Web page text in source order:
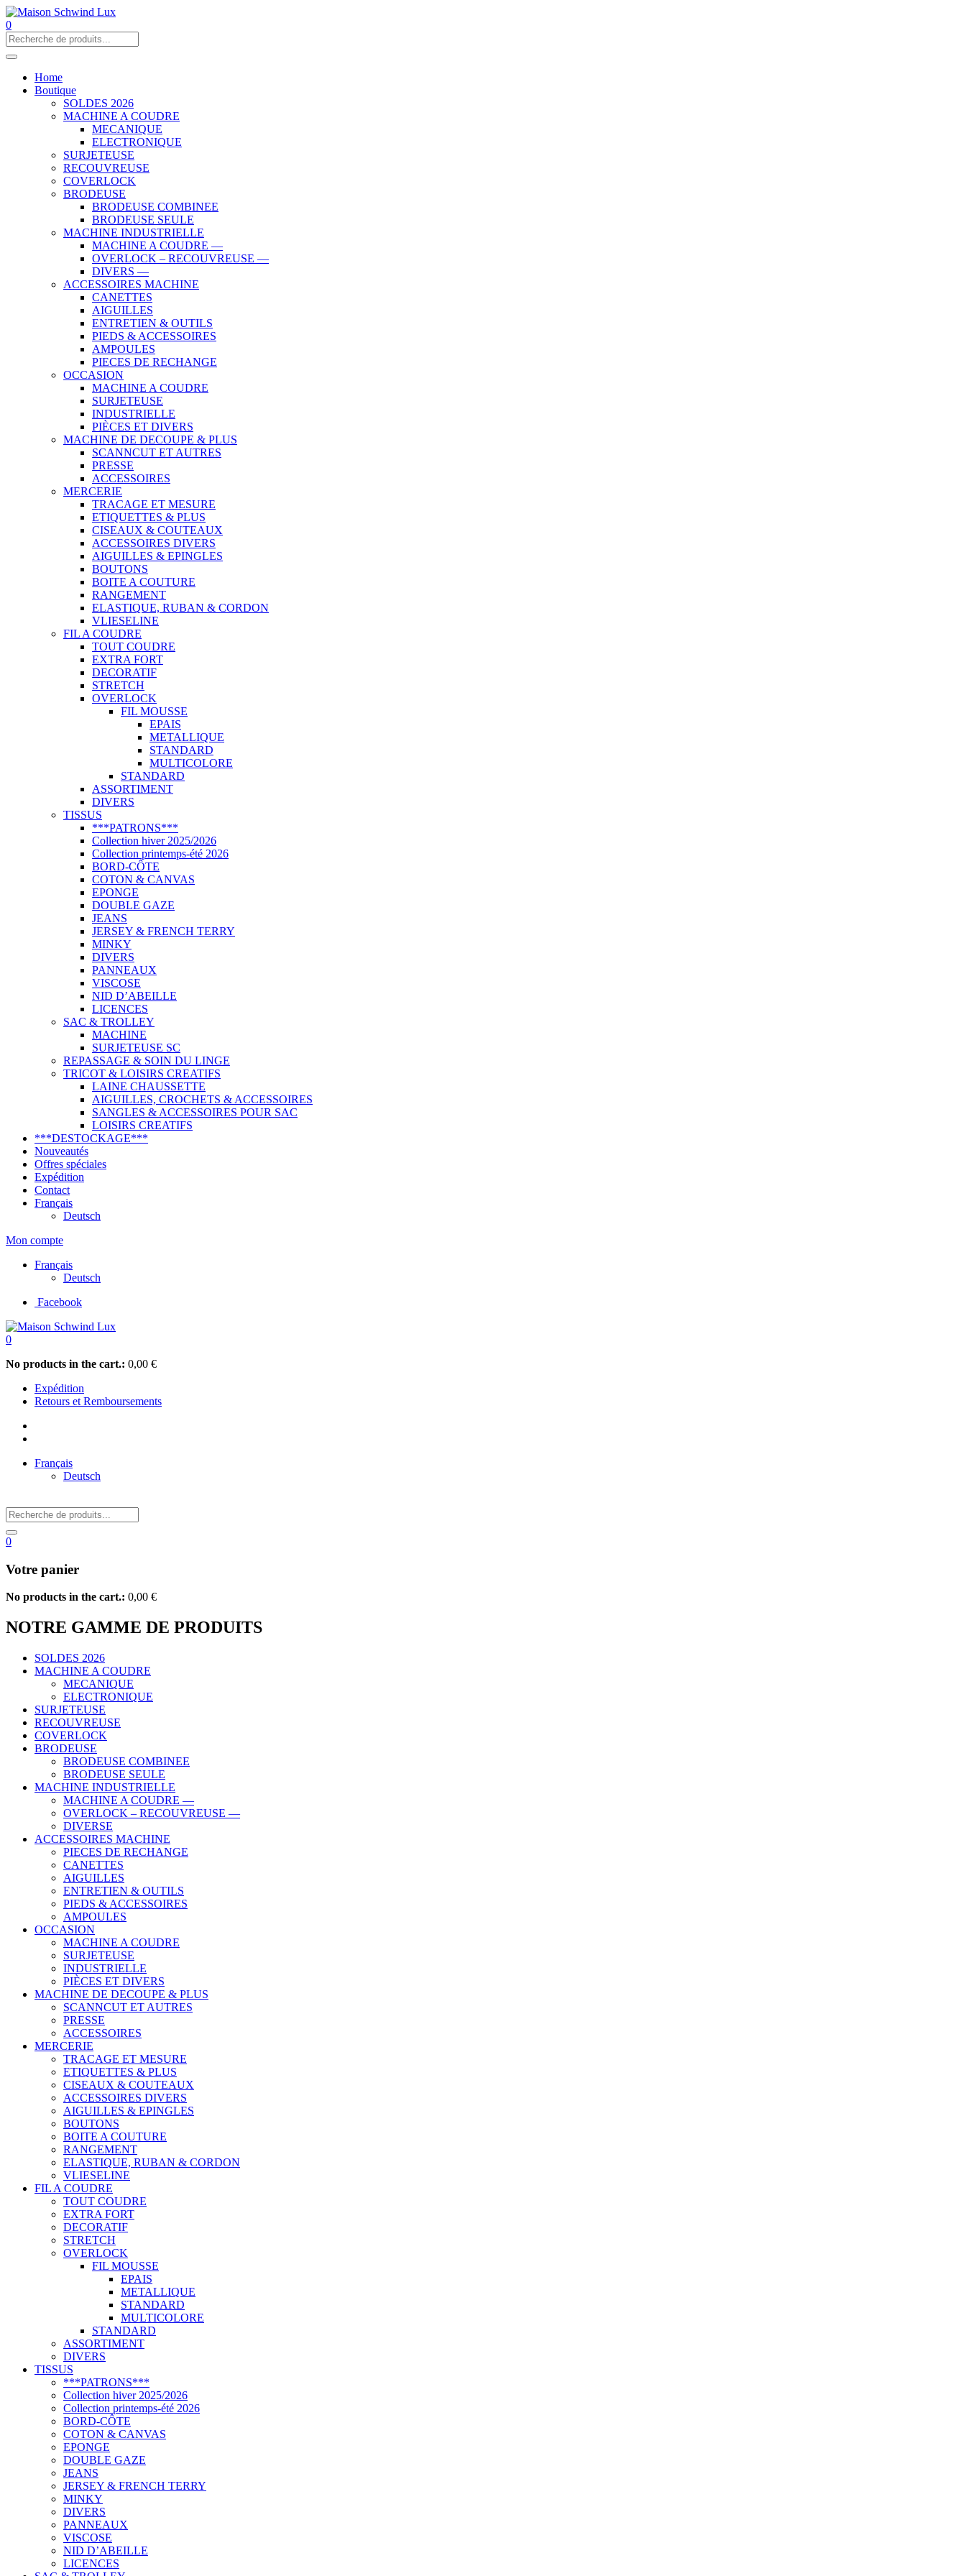
0
Home
Boutique
SOLDES 2026
MACHINE A COUDRE
MECANIQUE
ELECTRONIQUE
SURJETEUSE
RECOUVREUSE
COVERLOCK
BRODEUSE
BRODEUSE COMBINEE
BRODEUSE SEULE
MACHINE INDUSTRIELLE
MACHINE A COUDRE —
OVERLOCK – RECOUVREUSE —
DIVERS —
ACCESSOIRES MACHINE
CANETTES
AIGUILLES
ENTRETIEN & OUTILS
PIEDS & ACCESSOIRES
AMPOULES
PIECES DE RECHANGE
OCCASION
MACHINE A COUDRE
SURJETEUSE
INDUSTRIELLE
PIÈCES ET DIVERS
MACHINE DE DECOUPE & PLUS
SCANNCUT ET AUTRES
PRESSE
ACCESSOIRES
MERCERIE
TRACAGE ET MESURE
ETIQUETTES & PLUS
CISEAUX & COUTEAUX
ACCESSOIRES DIVERS
AIGUILLES & EPINGLES
BOUTONS
BOITE A COUTURE
RANGEMENT
ELASTIQUE, RUBAN & CORDON
VLIESELINE
FIL A COUDRE
TOUT COUDRE
EXTRA FORT
DECORATIF
STRETCH
OVERLOCK
FIL MOUSSE
EPAIS
METALLIQUE
STANDARD
MULTICOLORE
STANDARD
ASSORTIMENT
DIVERS
TISSUS
***PATRONS***
Collection hiver 2025/2026
Collection printemps-été 2026
BORD-CÔTE
COTON & CANVAS
EPONGE
DOUBLE GAZE
JEANS
JERSEY & FRENCH TERRY
MINKY
DIVERS
PANNEAUX
VISCOSE
NID D’ABEILLE
LICENCES
SAC & TROLLEY
MACHINE
SURJETEUSE SC
REPASSAGE & SOIN DU LINGE
TRICOT & LOISIRS CREATIFS
LAINE CHAUSSETTE
AIGUILLES, CROCHETS & ACCESSOIRES
SANGLES & ACCESSOIRES POUR SAC
LOISIRS CREATIFS
***DESTOCKAGE***
Nouveautés
Offres spéciales
Expédition
Contact
Français
Deutsch
Mon compte
Français
Deutsch
Facebook
0
No products in the cart.: 0,00 €
Expédition
Retours et Remboursements
Français
Deutsch
0
Votre panier
No products in the cart.: 0,00 €
NOTRE GAMME DE PRODUITS
SOLDES 2026
MACHINE A COUDRE
MECANIQUE
ELECTRONIQUE
SURJETEUSE
RECOUVREUSE
COVERLOCK
BRODEUSE
BRODEUSE COMBINEE
BRODEUSE SEULE
MACHINE INDUSTRIELLE
MACHINE A COUDRE —
OVERLOCK – RECOUVREUSE —
DIVERSE
ACCESSOIRES MACHINE
PIECES DE RECHANGE
CANETTES
AIGUILLES
ENTRETIEN & OUTILS
PIEDS & ACCESSOIRES
AMPOULES
OCCASION
MACHINE A COUDRE
SURJETEUSE
INDUSTRIELLE
PIÈCES ET DIVERS
MACHINE DE DECOUPE & PLUS
SCANNCUT ET AUTRES
PRESSE
ACCESSOIRES
MERCERIE
TRACAGE ET MESURE
ETIQUETTES & PLUS
CISEAUX & COUTEAUX
ACCESSOIRES DIVERS
AIGUILLES & EPINGLES
BOUTONS
BOITE A COUTURE
RANGEMENT
ELASTIQUE, RUBAN & CORDON
VLIESELINE
FIL A COUDRE
TOUT COUDRE
EXTRA FORT
DECORATIF
STRETCH
OVERLOCK
FIL MOUSSE
EPAIS
METALLIQUE
STANDARD
MULTICOLORE
STANDARD
ASSORTIMENT
DIVERS
TISSUS
***PATRONS***
Collection hiver 2025/2026
Collection printemps-été 2026
BORD-CÔTE
COTON & CANVAS
EPONGE
DOUBLE GAZE
JEANS
JERSEY & FRENCH TERRY
MINKY
DIVERS
PANNEAUX
VISCOSE
NID D’ABEILLE
LICENCES